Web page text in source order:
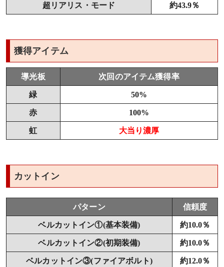
超リアリス・モード 約43.9％
獲得アイテム
導光板 次回のアイテム獲得率
緑 50%
赤 100%
虹 大当り濃厚
カットイン
パターン 信頼度
ベルカットイン①(基本装備) 約10.0％
ベルカットイン②(初期装備) 約10.0％
ベルカットイン③(ファイアボルト) 約12.0％